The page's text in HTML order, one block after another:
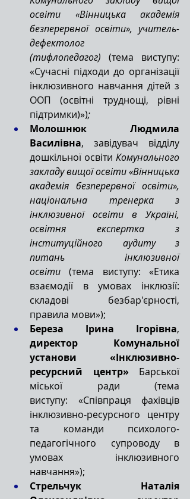
освіти «Вінницька академія
безперервної освіти», учитель-
дефектолог
(тифлопедагог) (тема виступу:
«Сучасні підходи до організації
інклюзивного навчання дітей з
ООП (освітні труднощі, рівні
підтримки)»);
Молошнюк Людмила
Василівна, завідувач відділу
дошкільної освіти Комунального
закладу вищої освіти «Вінницька
академія безперервної освіти»,
національна тренерка з
інклюзивної освіти в Україні,
освітня експертка з
інституційного аудиту з
питань інклюзивної
освіти (тема виступу: «Етика
взаємодії в умовах інклюзії:
складові безбар'єрності,
правила мови»);
Береза Ірина Ігорівна
директор Комунальної
установи «Інклюзивно-
ресурсний центр» Барської
міської ради (тема
виступу: «Співпраця фахівців
інклюзивно-ресурсного центру
та команди психолого-
педагогічного супроводу в
умовах інклюзивного
навчання»);
Стрельчук Наталія